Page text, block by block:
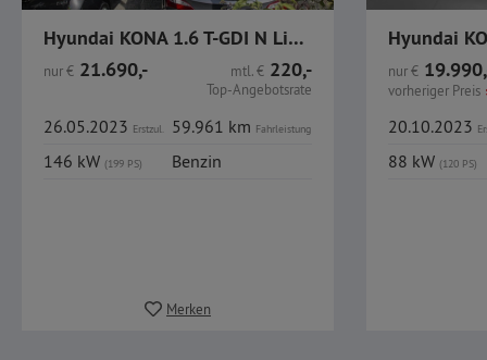
Hyundai KONA 1.6 T-GDI N Line Automatik 2WD AssistenzP SD
nur€ 21.690,- mtl.€ 220,-
Top-Angebotsrate
26.05.2023 Erstzul. 59.961 km Fahrleistung
146 kW (199 PS) Benzin
Merken
nur€
vorheriger Preis
20.10.2023
88 kW (120 PS)